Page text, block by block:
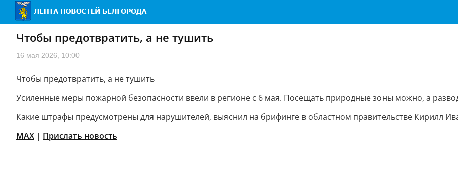
Чтобы предотвратить, а не тушить
16 мая 2026, 10:00
Чтобы предотвратить, а не тушить
Усиленные меры пожарной безопасности ввели в регионе с 6 мая. Посещать природные зоны можно, а
Какие штрафы предусмотрены для нарушителей, выяснил на брифинге в областном правительстве Кирилл
MAX | Прислать новость